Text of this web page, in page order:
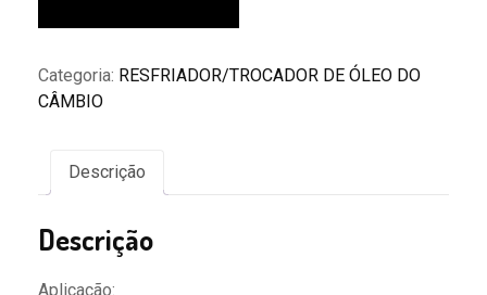
Cambio
X3
X4
16v
2011/2018
Categoria: RESFRIADOR/TROCADOR DE ÓLEO DO
CÂMBIO
Descrição
Descrição
Aplicação: